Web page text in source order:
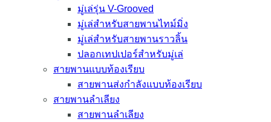
มู่เล่รุ่น V-Grooved
มู่เล่สำหรับสายพานไทม์มิ่ง
มู่เล่สำหรับสายพานราวลิ้น
ปลอกเทปเปอร์สำหรับมู่เล่
สายพานแบบท้องเรียบ
สายพานส่งกำลังแบบท้องเรียบ
สายพานลำเลียง
สายพานลำเลียง